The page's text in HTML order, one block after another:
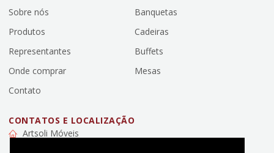
Sobre nós
Produtos
Representantes
Onde comprar
Contato
Banquetas
Cadeiras
Buffets
Mesas
CONTATOS E LOCALIZAÇÃO
Artsoli Móveis